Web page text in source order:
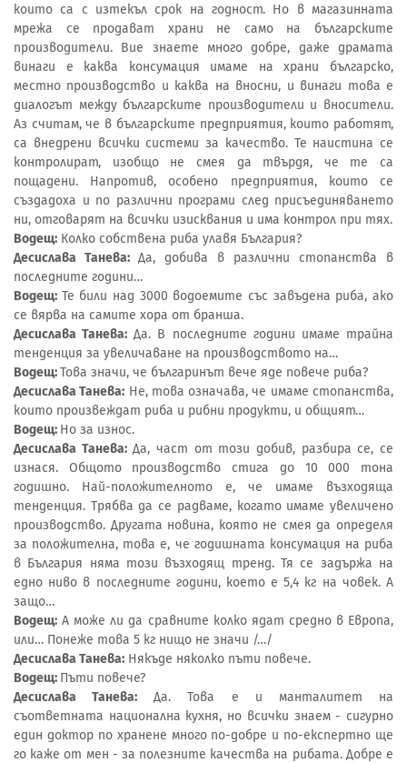
които са с изтекъл срок на годност. Но в магазинната
мрежа се продават храни не само на българските
производители. Вие знаете много добре, даже драмата
винаги е каква консумация имаме на храни българско,
местно производство и каква на вносни, и винаги това е
диалогът между българските производители и вносители.
Аз считам, че в българските предприятия, които работят,
са внедрени всички системи за качество. Те наистина се
контролират, изобщо не смея да твърдя, че те са
пощадени. Напротив, особено предприятия, които се
създадоха и по различни програми след присъединяването
ни, отговарят на всички изисквания и има контрол при тях.
Водещ: Колко собствена риба улавя България?
Десислава Танева: Да, добива в различни стопанства в
последните години…
Водещ: Те били над 3000 водоемите със завъдена риба, ако
се вярва на самите хора от бранша.
Десислава Танева: Да. В последните години имаме трайна
тенденция за увеличаване на производството на…
Водещ:Това значи, че българинът вече яде повече риба?
Десислава Танева: Не, това означава, че имаме стопанства,
които произвеждат риба и рибни продукти, и общият…
Водещ: Но за износ.
Десислава Танева:Да, част от този добив, разбира се, се
изнася. Общото производство стига до 10 000 тона
годишно. Най-положителното е, че имаме възходяща
тенденция. Трябва да се радваме, когато имаме увеличено
производство. Другата новина, която не смея да определя
за положителна, това е, че годишната консумация на риба
в България няма този възходящ тренд. Тя се задържа на
едно ниво в последните години, което е 5,4 кг на човек. А
защо…
Водещ: А може ли да сравните колко ядат средно в Европа,
или… Понеже това 5 кг нищо не значи /…/
Десислава Танева: Някъде няколко пъти повече.
Водещ: Пъти повече?
Десислава Танева: Да. Това е и манталитет на
съответната национална кухня, но всички знаем - сигурно
един доктор по хранене много по-добре и по-експертно ще
го каже от мен - за полезните качества на рибата. Добре е